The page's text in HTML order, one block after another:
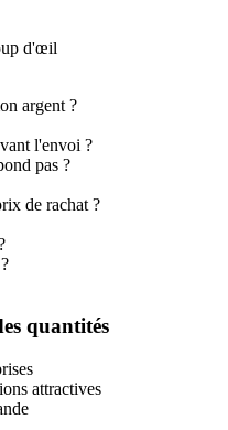
d'œil
argent ?
l'envoi ?
pas ?
de rachat ?
quantités
attractives